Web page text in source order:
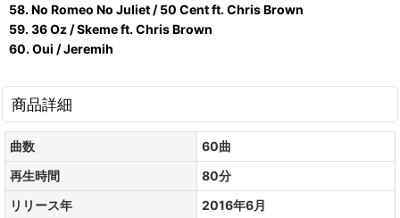
58. No Romeo No Juliet / 50 Cent ft. Chris Brown
59. 36 Oz / Skeme ft. Chris Brown
60. Oui / Jeremih
商品詳細
曲数
60曲
再生時間
80分
リリース年
2016年6月